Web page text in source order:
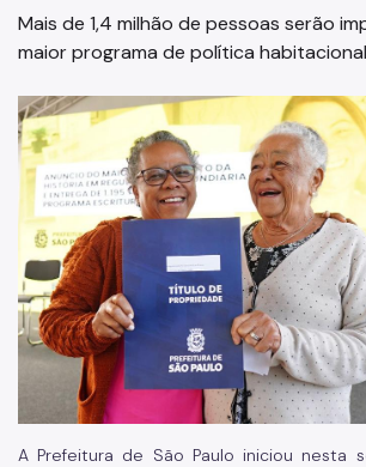
Mais de 1,4 milhão de pessoas serão
maior programa de política
A Prefeitura de São Paulo iniciou nesta